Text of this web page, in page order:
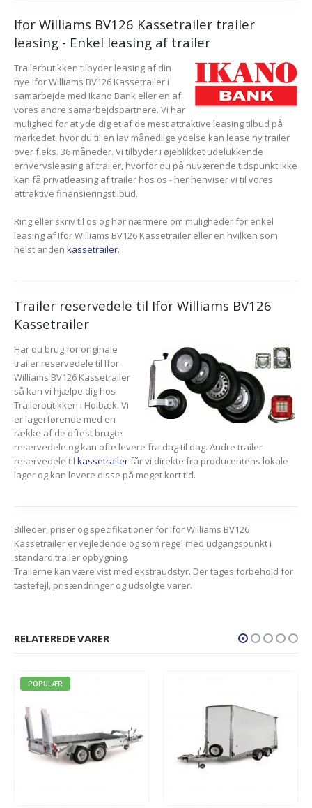
Ifor Williams BV126 Kassetrailer trailer
leasing - Enkel leasing af trailer
Trailerbutikken tilbyder leasing af din
nye Ifor Williams BV126 Kassetrailer i
samarbejde med Ikano Bank eller en af
vores andre samarbejdspartnere. Vi har
mulighed for at yde dig et af de mest attraktive leasing tilbud på
markedet, hvor du til en lav månedlige ydelse kan lease ny trailer
over f.eks. 36 måneder. Vi tilbyder i øjeblikket udelukkende
erhvervsleasing af trailer, hvorfor du på nuværende tidspunkt ikke
kan få privatleasing af trailer hos os - her henviser vi til vores
attraktive finansieringstilbud.
Ring eller skriv til os og hør nærmere om muligheder for enkel
leasing af Ifor Williams BV126 Kassetrailer eller en hvilken som
helst anden kassetrailer.
Trailer reservedele til Ifor Williams BV126
Kassetrailer
Har du brug for originale
trailer reservedele til Ifor
Williams BV126 Kassetrailer
så kan vi hjælpe dig hos
Trailerbutikken i Holbæk. Vi
er lagerførende med en
række af de oftest brugte
reservedele og kan ofte levere fra dag til dag. Andre trailer
reservedele til kassetrailerfår vi direkte fra producentens lokale
lager og kan levere disse på meget kort tid.
Billeder, priser og specifikationer for Ifor Williams BV126
Kassetrailer er vejledende og som regel med udgangspunkt i
standard trailer opbygning.
Trailerne kan være vist med ekstraudstyr. Der tages forbehold for
tastefejl, prisændringer og udsolgte varer.
RELATEREDE VARER
POPULÆR